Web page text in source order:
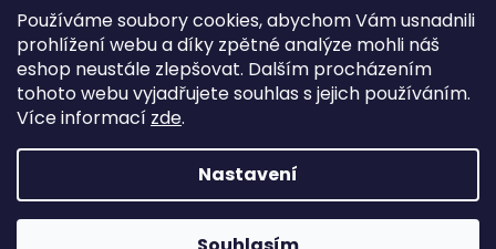
Používáme soubory cookies, abychom Vám usnadnili
prohlížení webu a díky zpětné analýze mohli náš
eshop neustále zlepšovat. Dalším procházením
tohoto webu vyjadřujete souhlas s jejich používáním.
Více informací zde.
Nastavení
Doprava ZDARMA od 2000 Kč! Dárek k objednávce od 2500
Copyright 2026eCigarety ZUMI. Všechna práva